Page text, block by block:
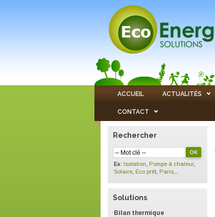
ACCUEIL ACTUALITÉS
CONTACT
Rechercher
Ex: Isolation Pompe à chaleur,
Solaire Éco prêt Paris
Solutions
Bilan thermique